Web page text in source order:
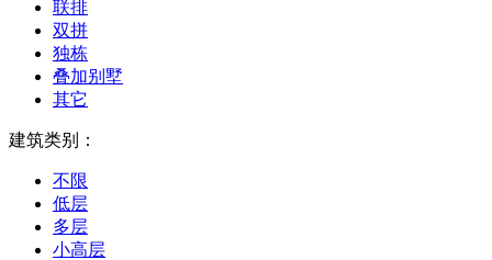
联排
双拼
独栋
叠加别墅
其它
建筑类别：
不限
低层
多层
小高层